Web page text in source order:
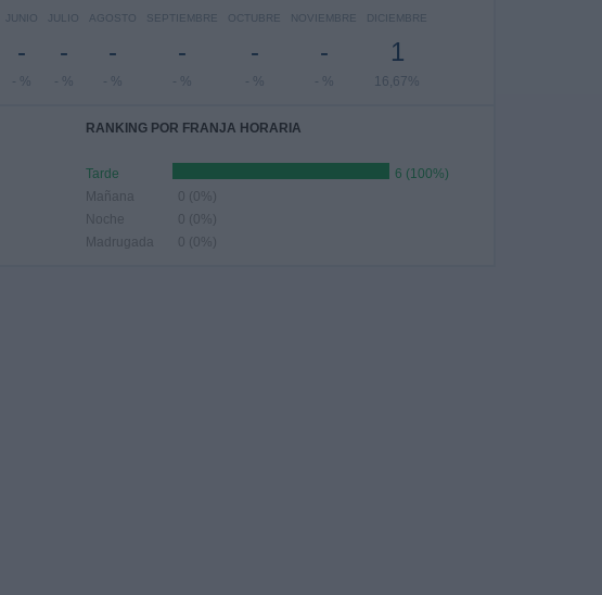
JUNIO
-
- %
JULIO
-
- %
AGOSTO
-
- %
SEPTIEMBRE
-
- %
OCTUBRE
-
- %
NOVIEMBRE
-
- %
DICIEMBRE
1
16,67%
RANKING POR FRANJA HORARIA
Tarde
6 (100%)
Mañana
0 (0%)
Noche
0 (0%)
Madrugada
0 (0%)